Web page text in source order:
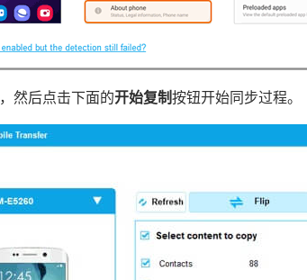
，然后点击下面的开始复制按钮开始同步过程。